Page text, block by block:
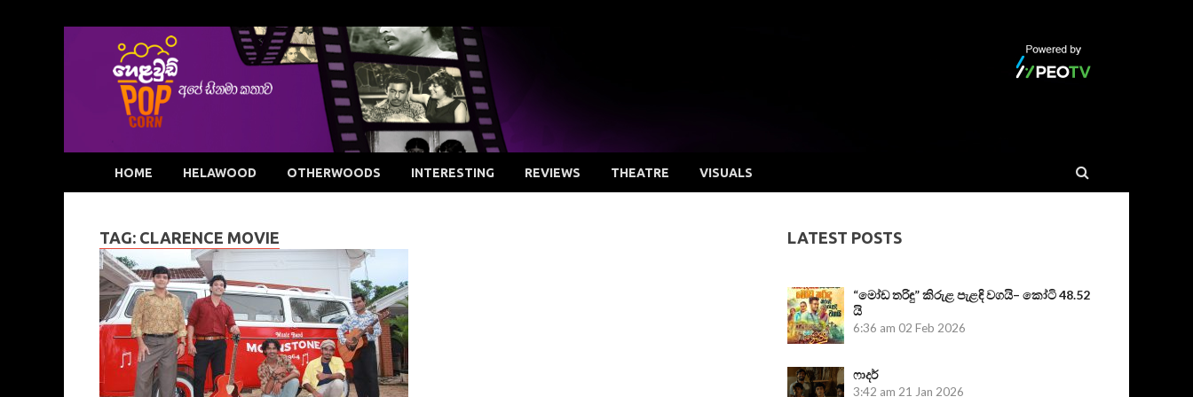
HOME HELAWOOD OTHERWOODS INTERESTING REVIEWS THEATRE VISUALS
TAG: CLARENCE MOVIE LATEST POSTS
“මෝඩ තරිඳු” කිරුළ පැළඳි වගයි– කෝටි 48.52
යි
6:36 am 02 Feb 2026
ෆාදර්
3:42 am 21 Jan 2026